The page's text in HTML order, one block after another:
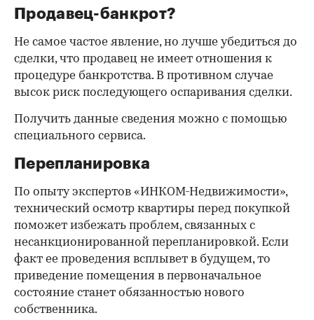
Продавец-банкрот?
Не самое частое явление, но лучше убедиться до
сделки, что продавец не имеет отношения к
процедуре банкротства. В противном случае
высок риск последующего оспаривания сделки.
Получить данные сведения можно с помощью
специального сервиса.
Перепланировка
По опыту экспертов «ИНКОМ-Недвижимости»,
технический осмотр квартиры перед покупкой
поможет избежать проблем, связанных с
несанкционированной перепланировкой. Если
факт ее проведения всплывет в будущем, то
приведение помещения в первоначальное
состояние станет обязанностью нового
собственника.